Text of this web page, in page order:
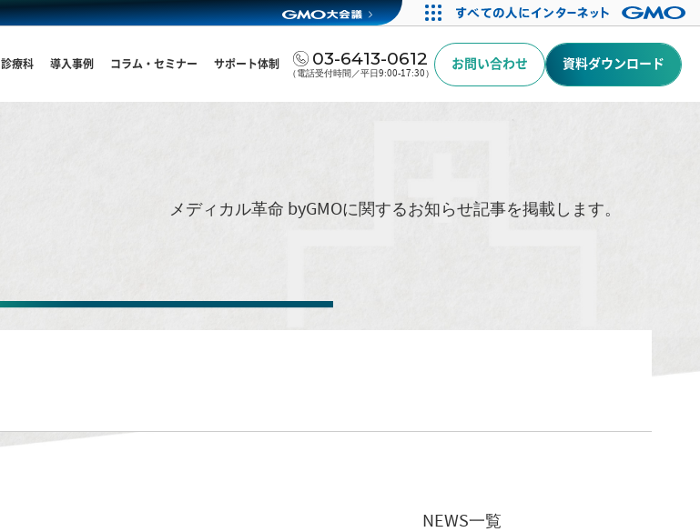
診療科 導入事例 コラム・セミナー サポート体制 03-6413-0612
（電話受付時間／平日9:00-17:30）
お問い合わせ 資料ダウンロード
メディカル革命 byGMOに関するお知らせ記事を掲載します。
NEWS一覧